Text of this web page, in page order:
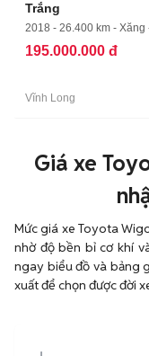
Trắng
2018 - 26.400 km - Xăng
195.000.000 đ
Vĩnh Long
Giá xe
Mức giá xe Toyota
nhờ độ bền bỉ cơ khí
ngay biểu đồ và bảng
xuất để chọn được đời